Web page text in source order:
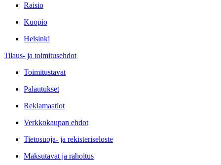
Raisio
Kuopio
Helsinki
Tilaus- ja toimitusehdot
Toimitustavat
Palautukset
Reklamaatiot
Verkkokaupan ehdot
Tietosuoja- ja rekisteriseloste
Maksutavat ja rahoitus